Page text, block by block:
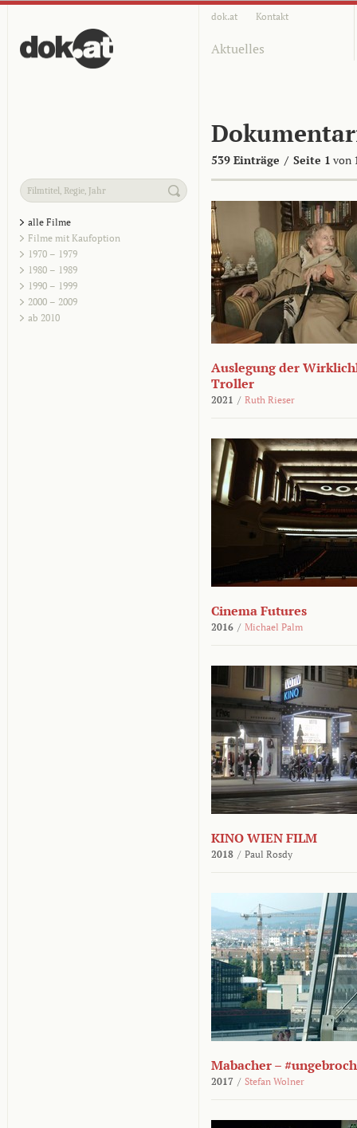
dok.at Kontakt
Aktuelles
539 Einträge / Seite 1 von
alle Filme
Filme mit Kaufoption
1970 – 1979
1980 – 1989
1990 – 1999
2000 – 2009
ab 2010
Auslegung der
Troller
2021 / Ruth Rieser
Cinema Futures
2016 / Michael Palm
KINO WIEN FILM
2018 / Paul Rosdy
Mabacher –
2017 / Stefan Wolner